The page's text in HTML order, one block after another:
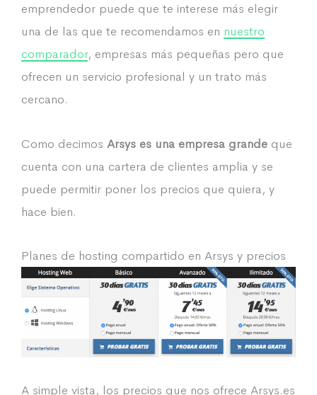
emprendedor puede que te interese más elegir
una de las que te recomendamos en nuestro
comparador, empresas más pequeñas pero que
ofrecen un servicio profesional y un trato más
cercano.
Como decimos Arsys es una empresa grande que
cuenta con una cartera de clientes amplia y se
puede permitir poner los precios que quiera, y
hace bien.
Planes de hosting compartido en Arsys y precios
A simple vista, los precios que nos ofrece Arsys.es